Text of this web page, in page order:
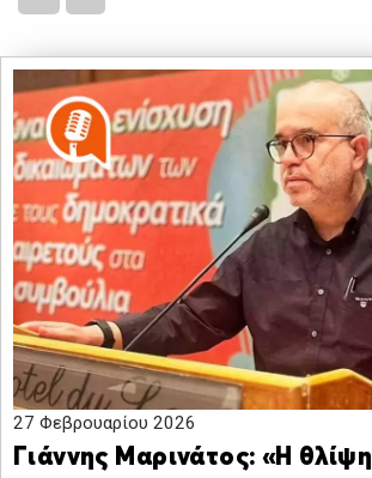
27 Φεβρουαρίου 2026
Γιάννης Μαρινάτος: «Η θλίψη